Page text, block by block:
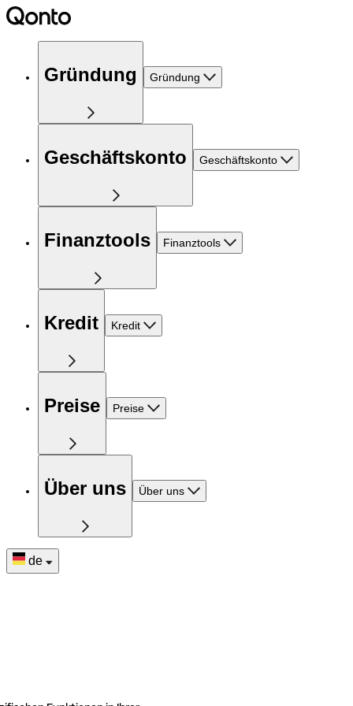
Gründung Gründung
Geschäftskonto Geschäftskonto
Finanztools Finanztools
Kredit Kredit
Preise Preise
Über uns Über uns
de